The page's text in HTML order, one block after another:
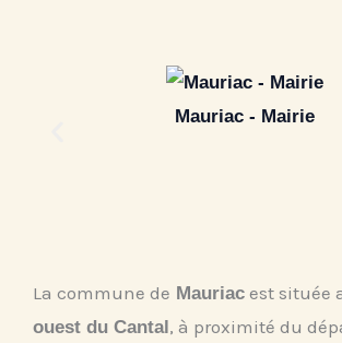
Mauriac - Mairie
La commune de Mauriac est située
ouest du Cantal, à proximité du